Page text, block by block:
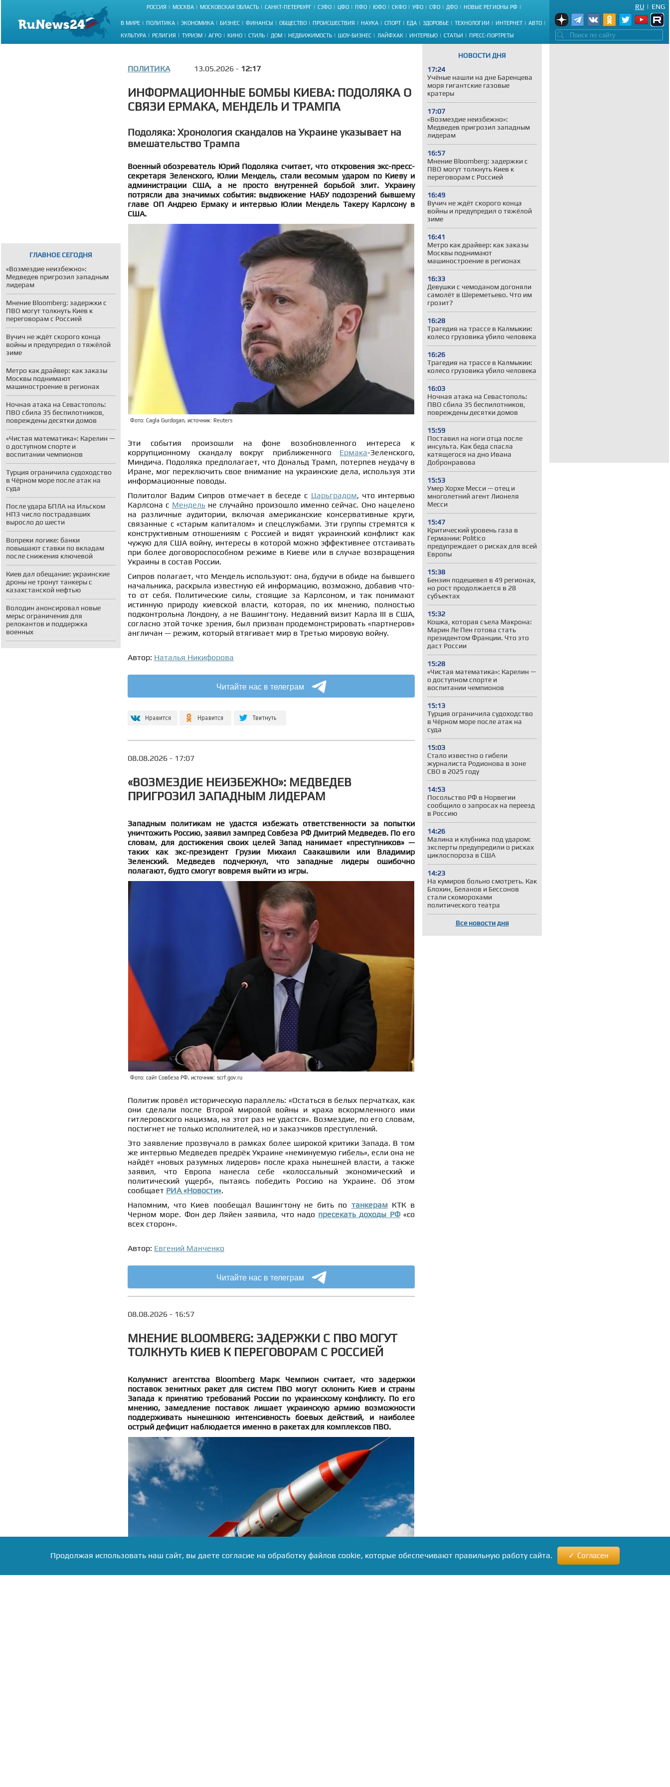
РОССИЯ МОСКВА МОСКОВСКАЯ ОБЛАСТЬ САНКТ-ПЕТЕРБУРГ СЗФО ЦФО ПФО ЮФО СКФО УФО СФО ДФО НОВЫЕ РЕГИОНЫ РФ
В МИРЕ ПОЛИТИКА ЭКОНОМИКА БИЗНЕС ФИНАНСЫ ОБЩЕСТВО ПРОИСШЕСТВИЯ НАУКА СПОРТ ЕДА ЗДОРОВЬЕ ТЕХНОЛОГИИ ИНТЕРНЕТ АВТО
КУЛЬТУРА РЕЛИГИЯ ТУРИЗМ АГРО КИНО СТИЛЬ ДОМ НЕДВИЖИМОСТЬ ШОУ-БИЗНЕС ЛАЙФХАК ИНТЕРВЬЮ СТАТЬИ ПРЕСС-ПОРТРЕТЫ
ENG
|
RU
ГЛАВНОЕ СЕГОДНЯ
«Возмездие неизбежно»:
Медведев пригрозил западным
лидерам
Мнение Bloomberg: задержки с
ПВО могут толкнуть Киев к
переговорам с Россией
Вучич не ждёт скорого конца
войны и предупредил о тяжёлой
зиме
Метро как драйвер: как заказы
Москвы поднимают
машиностроение в регионах
Ночная атака на Севастополь:
ПВО сбила 35 беспилотников,
повреждены десятки домов
«Чистая математика»: Карелин —
о доступном спорте и
воспитании чемпионов
Турция ограничила судоходство
в Чёрном море после атак на
суда
После удара БПЛА на Ильском
НПЗ число пострадавших
выросло до шести
Вопреки логике: банки
повышают ставки по вкладам
после снижения ключевой
Киев дал обещание: украинские
дроны не тронут танкеры с
казахстанской нефтью
Володин анонсировал новые
меры: ограничения для
релокантов и поддержка
военных
НОВОСТИ ДНЯ
17:24
Учёные нашли на дне Баренцева
моря гигантские газовые
кратеры
17:07
«Возмездие неизбежно»:
Медведев пригрозил западным
лидерам
16:57
Мнение Bloomberg: задержки с
ПВО могут толкнуть Киев к
переговорам с Россией
16:49
Вучич не ждёт скорого конца
войны и предупредил о тяжёлой
зиме
16:41
Метро как драйвер: как заказы
Москвы поднимают
машиностроение в регионах
16:33
Девушки с чемоданом догоняли
самолёт в Шереметьево. Что им
грозит?
16:28
Трагедия на трассе в Калмыкии:
колесо грузовика убило человека
16:26
Трагедия на трассе в Калмыкии:
колесо грузовика убило человека
16:03
Ночная атака на Севастополь:
ПВО сбила 35 беспилотников,
повреждены десятки домов
15:59
Поставил на ноги отца после
инсульта. Как беда спасла
катящегося на дно Ивана
Добронравова
15:53
Умер Хорхе Месси — отец и
многолетний агент Лионеля
Месси
15:47
Критический уровень газа в
Германии: Politico
предупреждает о рисках для всей
Европы
15:38
Бензин подешевел в 49 регионах,
но рост продолжается в 28
субъектах
15:32
Кошка, которая съела Макрона:
Марин Ле Пен готова стать
президентом Франции. Что это
даст России
15:28
«Чистая математика»: Карелин —
о доступном спорте и
воспитании чемпионов
15:13
Турция ограничила судоходство
в Чёрном море после атак на
суда
15:03
Стало известно о гибели
журналиста Родионова в зоне
СВО в 2025 году
14:53
Посольство РФ в Норвегии
сообщило о запросах на переезд
в Россию
14:26
Малина и клубника под ударом:
эксперты предупредили о рисках
циклоспороза в США
14:23
На кумиров больно смотреть. Как
Блохин, Беланов и Бессонов
стали скоморохами
политического театра
Все новости дня
ПОЛИТИКА 13.05.2026 - 12:17
ИНФОРМАЦИОННЫЕ БОМБЫ КИЕВА: ПОДОЛЯКА О
СВЯЗИ ЕРМАКА, МЕНДЕЛЬ И ТРАМПА
Подоляка: Хронология скандалов на Украине указывает на
вмешательство Трампа
Военный обозреватель Юрий Подоляка считает, что откровения экс-пресс-
секретаря Зеленского, Юлии Мендель, стали весомым ударом по Киеву и
администрации США, а не просто внутренней борьбой элит. Украину
потрясли два значимых события: выдвижение НАБУ подозрений бывшему
главе ОП Андрею Ермаку и интервью Юлии Мендель Такеру Карлсону в
США.
Фото: Cagla Gurdogan, источник: Reuters
Эти события произошли на фоне возобновленного интереса к
коррупционному скандалу вокруг приближенного Ермака-Зеленского,
Миндича. Подоляка предполагает, что Дональд Трамп, потерпев неудачу в
Иране, мог переключить свое внимание на украинские дела, используя эти
информационные поводы.
Политолог Вадим Сипров отмечает в беседе с Царьградом, что интервью
Карлсона с Мендельне случайно произошло именно сейчас. Оно нацелено
на различные аудитории, включая американские консервативные круги,
связанные с «старым капиталом» и спецслужбами. Эти группы стремятся к
конструктивным отношениям с Россией и видят украинский конфликт как
чужую для США войну, интересы в которой можно эффективнее отстаивать
при более договороспособном режиме в Киеве или в случае возвращения
Украины в состав России.
Сипров полагает, что Мендель используют: она, будучи в обиде на бывшего
начальника, раскрыла известную ей информацию, возможно, добавив что-
то от себя. Политические силы, стоящие за Карлсоном, и так понимают
истинную природу киевской власти, которая, по их мнению, полностью
подконтрольна Лондону, а не Вашингтону. Недавний визит Карла III в США,
согласно этой точке зрения, был призван продемонстрировать «партнеров»
англичан — режим, который втягивает мир в Третью мировую войну.
Автор: Наталья Никифорова
Читайте нас в телеграм
08.08.2026 - 17:07
«ВОЗМЕЗДИЕ НЕИЗБЕЖНО»: МЕДВЕДЕВ
ПРИГРОЗИЛ ЗАПАДНЫМ ЛИДЕРАМ
Западным политикам не удастся избежать ответственности за попытки
уничтожить Россию, заявил зампред Совбеза РФ Дмитрий Медведев. По его
словам, для достижения своих целей Запад нанимает «преступников» —
таких как экс-президент Грузии Михаил Саакашвили или Владимир
Зеленский. Медведев подчеркнул, что западные лидеры ошибочно
полагают, будто смогут вовремя выйти из игры.
Фото: сайт Совбеза РФ, источник: scrf.gov.ru
Политик провёл историческую параллель: «Остаться в белых перчатках, как
они сделали после Второй мировой войны и краха вскормленного ими
гитлеровского нацизма, на этот раз не удастся». Возмездие, по его словам,
постигнет не только исполнителей, но и заказчиков преступлений.
Это заявление прозвучало в рамках более широкой критики Запада. В том
же интервью Медведев предрёк Украине «неминуемую гибель», если она не
найдёт «новых разумных лидеров» после краха нынешней власти, а также
заявил, что Европа нанесла себе «колоссальный экономический и
политический ущерб», пытаясь победить Россию на Украине. Об этом
сообщает РИА «Новости».
Напомним, что Киев пообещал Вашингтону не бить по танкерамКТК в
Черном море. Фон дер Ляйен заявила, что надо пресекать доходы РФ«со
всех сторон».
Автор: Евгений Манченко
Читайте нас в телеграм
08.08.2026 - 16:57
МНЕНИЕ BLOOMBERG: ЗАДЕРЖКИ С ПВО МОГУТ
ТОЛКНУТЬ КИЕВ К ПЕРЕГОВОРАМ С РОССИЕЙ
Колумнист агентства Bloomberg Марк Чемпион считает, что задержки
поставок зенитных ракет для систем ПВО могут склонить Киев и страны
Запада к принятию требований России по украинскому конфликту. По его
мнению, замедление поставок лишает украинскую армию возможности
поддерживать нынешнюю интенсивность боевых действий, и наиболее
острый дефицит наблюдается именно в ракетах для комплексов ПВО.
Продолжая использовать наш сайт, вы даете согласие на обработку файлов cookie, которые обеспечивают правильную работу сайта. Согласен